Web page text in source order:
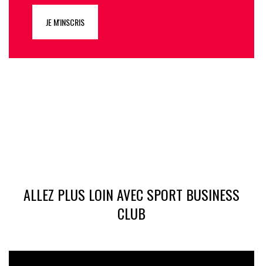
JE M'INSCRIS
ALLEZ PLUS LOIN AVEC SPORT BUSINESS
CLUB